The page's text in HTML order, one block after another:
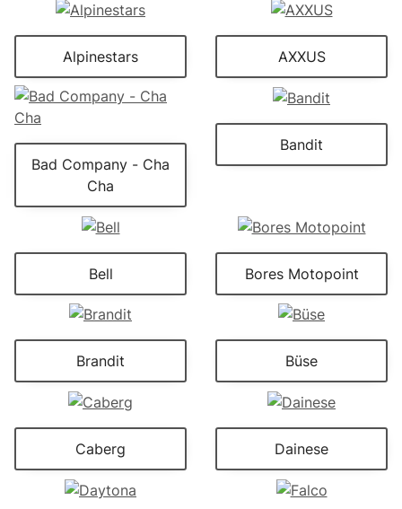
Alpinestars AXXUS
Bad Company - Cha
Cha
Bandit
Bell Bores Motopoint
Brandit Büse
Caberg Dainese